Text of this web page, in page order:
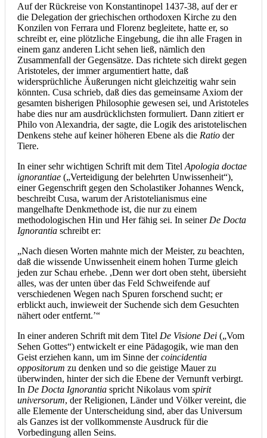
Auf der Rückreise von Konstantinopel 1437-38, auf der er
die Delegation der griechischen orthodoxen Kirche zu den
Konzilen von Ferrara und Florenz begleitete, hatte er, so
schreibt er, eine plötzliche Eingebung, die ihn alle Fragen in
einem ganz anderen Licht sehen ließ, nämlich den
Zusammenfall der Gegensätze. Das richtete sich direkt gegen
Aristoteles, der immer argumentiert hatte, daß
widersprüchliche Äußerungen nicht gleichzeitig wahr sein
könnten. Cusa schrieb, daß dies das gemeinsame Axiom der
gesamten bisherigen Philosophie gewesen sei, und Aristoteles
habe dies nur am ausdrücklichsten formuliert. Dann zitiert er
Philo von Alexandria, der sagte, die Logik des aristotelischen
Denkens stehe auf keiner höheren Ebene als die Ratio der
Tiere.
In einer sehr wichtigen Schrift mit dem Titel Apologia doctae
ignorantiae („Verteidigung der belehrten Unwissenheit“),
einer Gegenschrift gegen den Scholastiker Johannes Wenck,
beschreibt Cusa, warum der Aristotelianismus eine
mangelhafte Denkmethode ist, die nur zu einem
methodologischen Hin und Her fähig sei. In seiner De Docta
Ignorantia schreibt er:
„Nach diesen Worten mahnte mich der Meister, zu beachten,
daß die wissende Unwissenheit einem hohen Turme gleich
jeden zur Schau erhebe. ,Denn wer dort oben steht, übersieht
alles, was der unten über das Feld Schweifende auf
verschiedenen Wegen nach Spuren forschend sucht; er
erblickt auch, inwieweit der Suchende sich dem Gesuchten
nähert oder entfernt.’“
In einer anderen Schrift mit dem Titel De Visione Dei („Vom
Sehen Gottes“) entwickelt er eine Pädagogik, wie man den
Geist erziehen kann, um im Sinne dercoincidentia
oppositorum zu denken und so die geistige Mauer zu
überwinden, hinter der sich die Ebene der Vernunft verbirgt.
In De Docta Ignorantia spricht Nikolaus vom spirit
universorum, der Religionen, Länder und Völker vereint, die
alle Elemente der Unterscheidung sind, aber das Universum
als Ganzes ist der vollkommenste Ausdruck für die
Vorbedingung allen Seins.